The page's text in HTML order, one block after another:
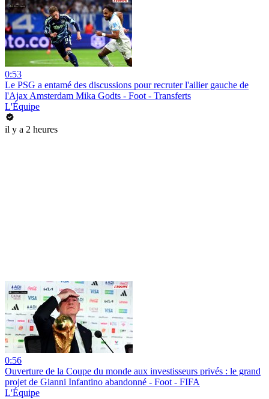
0:53
Le PSG a entamé des discussions pour recruter l'ailier gauche de
l'Ajax Amsterdam Mika Godts - Foot - Transferts
L'Équipe
il y a 2 heures
0:56
Ouverture de la Coupe du monde aux investisseurs privés : le grand
projet de Gianni Infantino abandonné - Foot - FIFA
L'Équipe